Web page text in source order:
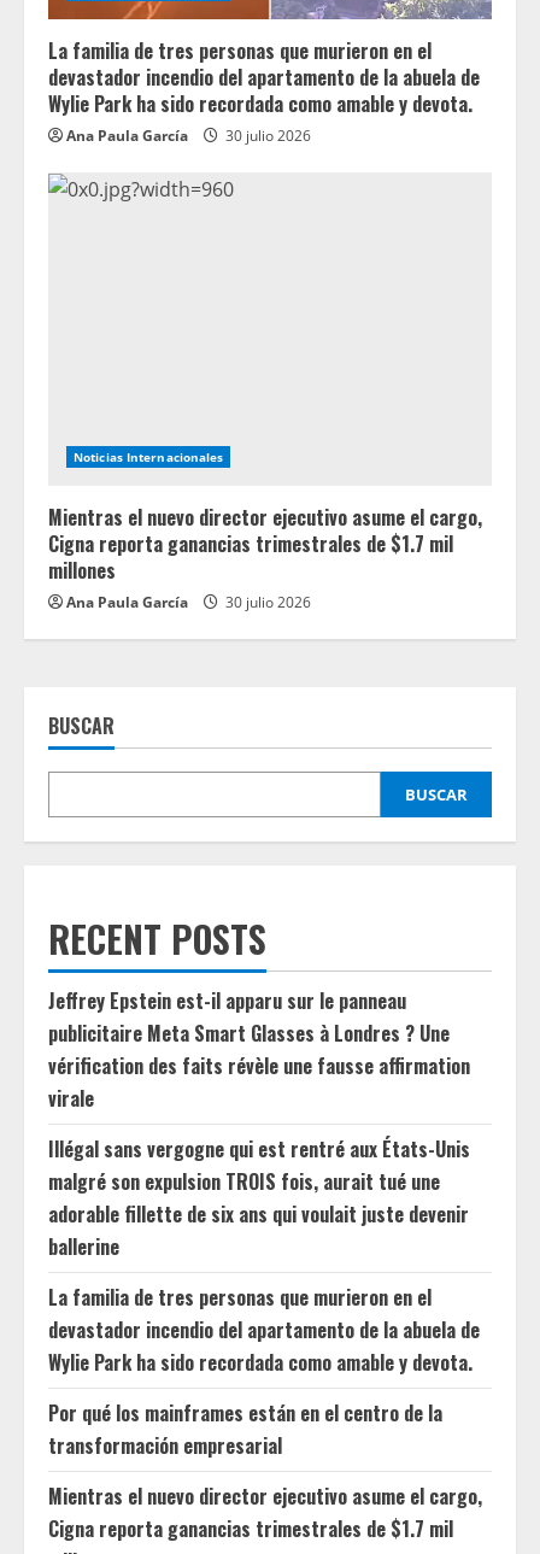
La familia de tres personas que murieron en el
devastador incendio del apartamento de la abuela de
Wylie Park ha sido recordada como amable y devota.
Ana Paula García 30 julio 2026
Noticias Internacionales
Mientras el nuevo director ejecutivo asume el cargo,
Cigna reporta ganancias trimestrales de $1.7 mil
millones
Ana Paula García 30 julio 2026
BUSCAR
BUSCAR
RECENT POSTS
Jeffrey Epstein est-il apparu sur le panneau
publicitaire Meta Smart Glasses à Londres ? Une
vérification des faits révèle une fausse affirmation
virale
Illégal sans vergogne qui est rentré aux États-Unis
malgré son expulsion TROIS fois, aurait tué une
adorable fillette de six ans qui voulait juste devenir
ballerine
La familia de tres personas que murieron en el
devastador incendio del apartamento de la abuela de
Wylie Park ha sido recordada como amable y devota.
Por qué los mainframes están en el centro de la
transformación empresarial
Mientras el nuevo director ejecutivo asume el cargo,
Cigna reporta ganancias trimestrales de $1.7 mil